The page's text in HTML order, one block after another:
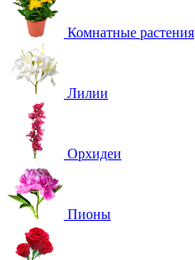
Комнатные растения
Лилии
Орхидеи
Пионы